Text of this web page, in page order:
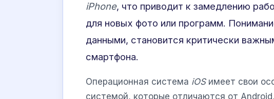
iPhone, что приводит к замедлению
для новых фото или программ.
данными, становится критически
смартфона.
Операционная система iOSимеет свои
системой, которые отличаются от